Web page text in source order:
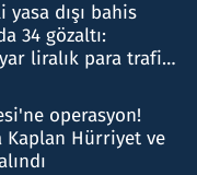
dışı bahis
34 gözaltı:
liralık para trafiği
operasyon!
Kaplan Hürriyet ve